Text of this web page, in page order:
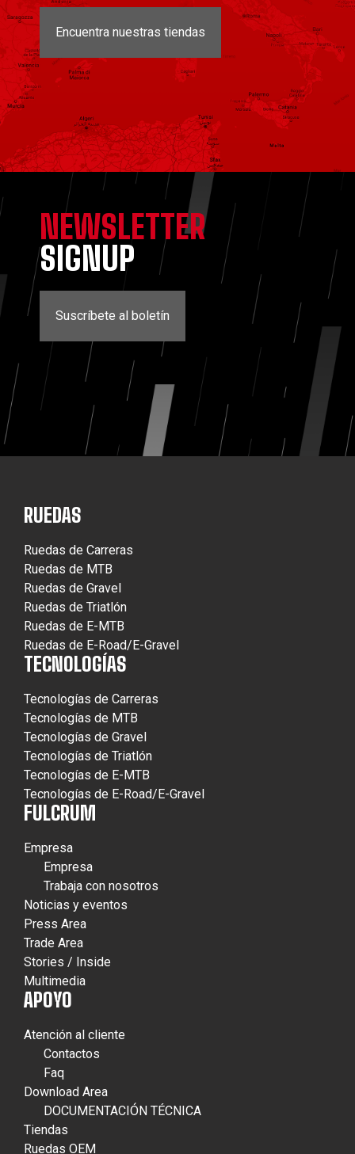
Encuentra nuestras tiendas
NEWSLETTER
SIGNUP
Suscríbete al boletín
RUEDAS
Ruedas de Carreras
Ruedas de MTB
Ruedas de Gravel
Ruedas de Triatlón
Ruedas de E-MTB
Ruedas de E-Road/E-Gravel
TECNOLOGÍAS
Tecnologías de Carreras
Tecnologías de MTB
Tecnologías de Gravel
Tecnologías de Triatlón
Tecnologías de E-MTB
Tecnologías de E-Road/E-Gravel
FULCRUM
Empresa
Empresa
Trabaja con nosotros
Noticias y eventos
Press Area
Trade Area
Stories / Inside
Multimedia
APOYO
Atención al cliente
Contactos
Faq
Download Area
DOCUMENTACIÓN TÉCNICA
Tiendas
Ruedas OEM